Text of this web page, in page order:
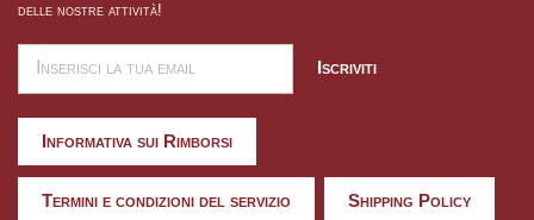
delle nostre attività!
Iscriviti
Informativa sui Rimborsi
Termini e condizioni del servizio Shipping Policy